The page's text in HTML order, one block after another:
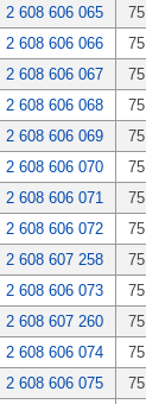
2 608 606 065
75
2 608 606 066
75
2 608 606 067
75
2 608 606 068
75
2 608 606 069
75
2 608 606 070
75
2 608 606 071
75
2 608 606 072
75
2 608 607 258
75
2 608 606 073
75
2 608 607 260
75
2 608 606 074
75
2 608 606 075
75